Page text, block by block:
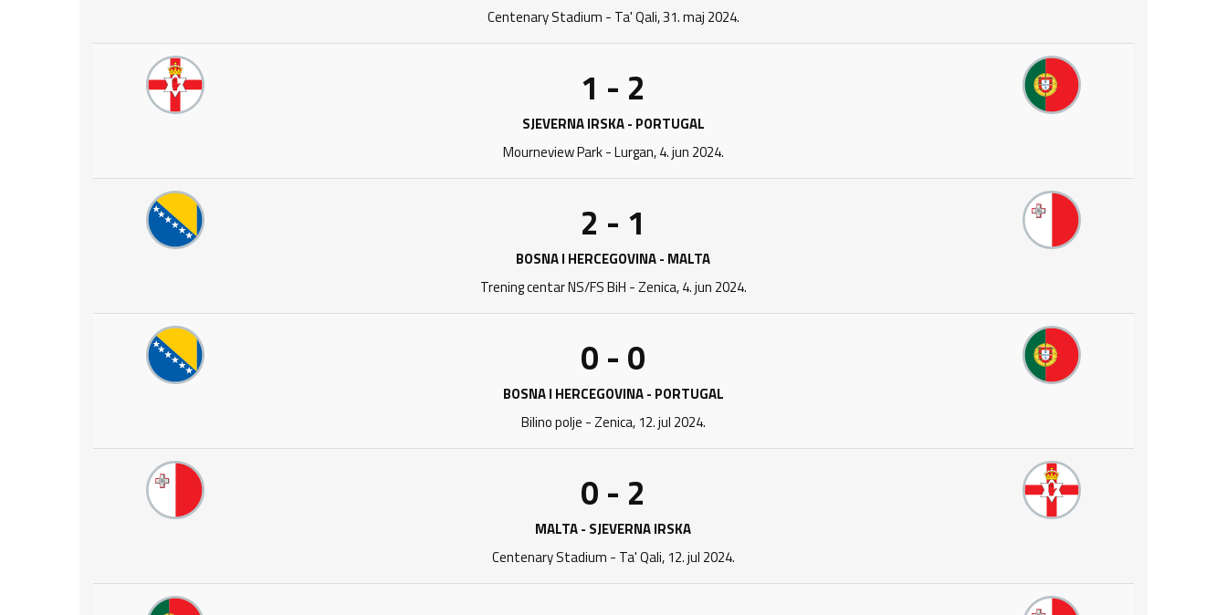
Centenary Stadium - Ta' Qali, 31. maj 2024.
1 - 2
SJEVERNA IRSKA - PORTUGAL
Mourneview Park - Lurgan, 4. jun 2024.
2 - 1
BOSNA I HERCEGOVINA - MALTA
Trening centar NS/FS BiH - Zenica, 4. jun 2024.
0 - 0
BOSNA I HERCEGOVINA - PORTUGAL
Bilino polje - Zenica, 12. jul 2024.
0 - 2
MALTA - SJEVERNA IRSKA
Centenary Stadium - Ta' Qali, 12. jul 2024.